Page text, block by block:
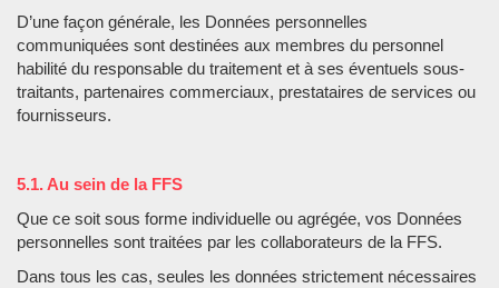
D’une façon générale, les Données personnelles
communiquées sont destinées aux membres du personnel
habilité du responsable du traitement et à ses éventuels sous-
traitants, partenaires commerciaux, prestataires de services ou
fournisseurs.
5.1. Au sein de la FFS
Que ce soit sous forme individuelle ou agrégée, vos Données
personnelles sont traitées par les collaborateurs de la FFS.
Dans tous les cas, seules les données strictement nécessaires